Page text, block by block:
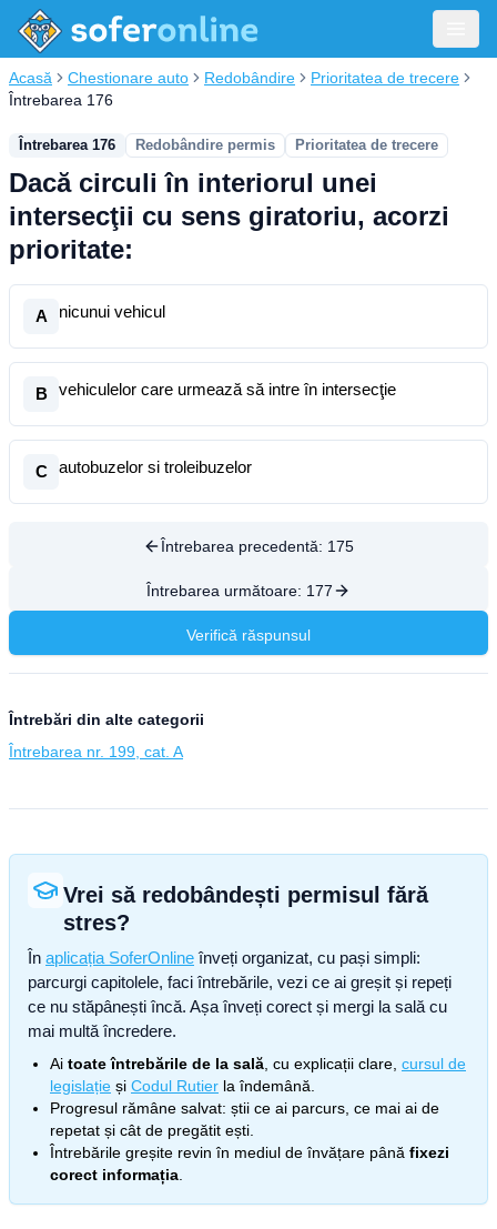
Acasă Chestionare auto Redobândire
Prioritatea de trecere
Întrebarea 176
Întrebarea 176 Redobândire permis Prioritatea de trecere
Dacă circuli în interiorul unei
intersecţii cu sens giratoriu, acorzi
prioritate:
A nicunui vehicul
B vehiculelor care urmează să intre în intersecţie
C autobuzelor si troleibuzelor
Întrebarea precedentă: 175
Întrebarea următoare: 177
Verifică răspunsul
Întrebări din alte categorii
Întrebarea nr. 199, cat. A
Vrei să redobândești permisul fără
stres?
În aplicația SoferOnline înveți organizat, cu pași simpli:
parcurgi capitolele, faci întrebările, vezi ce ai greșit și repeți
ce nu stăpânești încă. Așa înveți corect și mergi la sală cu
mai multă încredere.
Ai toate întrebările de la sală , cu explicații clare, cursul de
legislație și Codul Rutier la îndemână.
Progresul rămâne salvat: știi ce ai parcurs, ce mai ai de
repetat și cât de pregătit ești.
Întrebările greșite revin în mediul de învățare până fixezi
corect informația